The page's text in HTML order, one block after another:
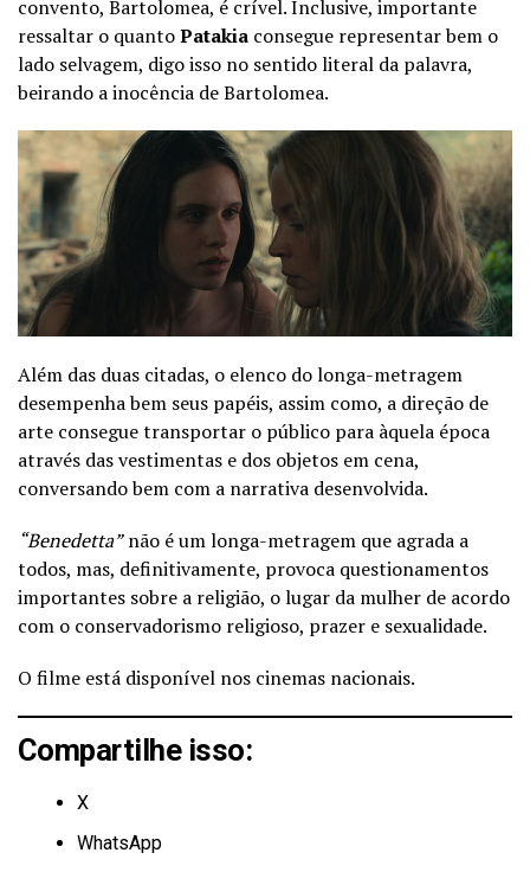
convento, Bartolomea, é crível. Inclusive, importante
ressaltar o quantoPatakia consegue representar bem o
lado selvagem, digo isso no sentido literal da palavra,
beirando a inocência de Bartolomea.
Além das duas citadas, o elenco do longa-metragem
desempenha bem seus papéis, assim como, a direção de
arte consegue transportar o público para àquela época
através das vestimentas e dos objetos em cena,
conversando bem com a narrativa desenvolvida.
“Benedetta”não é um longa-metragem que agrada a
todos, mas, definitivamente, provoca questionamentos
importantes sobre a religião, o lugar da mulher de acordo
com o conservadorismo religioso, prazer e sexualidade.
O filme está disponível nos cinemas nacionais.
Compartilhe isso:
X
WhatsApp